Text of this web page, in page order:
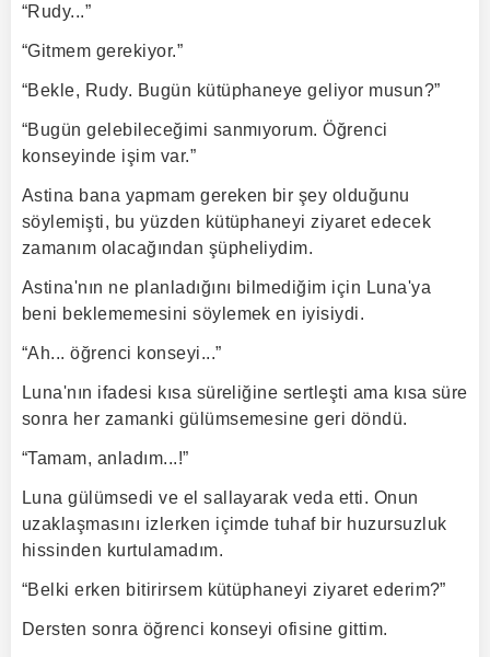
“Rudy...”
“Gitmem gerekiyor.”
“Bekle, Rudy. Bugün kütüphaneye geliyor musun?”
“Bugün gelebileceğimi sanmıyorum. Öğrenci
konseyinde işim var.”
Astina bana yapmam gereken bir şey olduğunu
söylemişti, bu yüzden kütüphaneyi ziyaret edecek
zamanım olacağından şüpheliydim.
Astina'nın ne planladığını bilmediğim için Luna'ya
beni beklememesini söylemek en iyisiydi.
“Ah... öğrenci konseyi...”
Luna'nın ifadesi kısa süreliğine sertleşti ama kısa süre
sonra her zamanki gülümsemesine geri döndü.
“Tamam, anladım...!”
Luna gülümsedi ve el sallayarak veda etti. Onun
uzaklaşmasını izlerken içimde tuhaf bir huzursuzluk
hissinden kurtulamadım.
“Belki erken bitirirsem kütüphaneyi ziyaret ederim?”
Dersten sonra öğrenci konseyi ofisine gittim.